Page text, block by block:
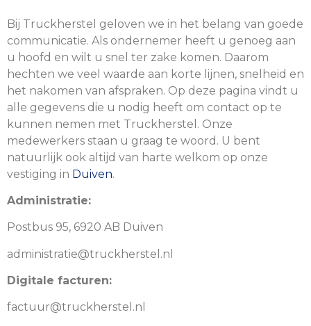
Bij Truckherstel geloven we in het belang van goede
communicatie. Als ondernemer heeft u genoeg aan
u hoofd en wilt u snel ter zake komen. Daarom
hechten we veel waarde aan korte lijnen, snelheid en
het nakomen van afspraken. Op deze pagina vindt u
alle gegevens die u nodig heeft om contact op te
kunnen nemen met Truckherstel. Onze
medewerkers staan u graag te woord. U bent
natuurlijk ook altijd van harte welkom op onze
vestiging in Duiven.
Administratie:
Postbus 95, 6920 AB Duiven
administratie@truckherstel.nl
Digitale facturen:
factuur@truckherstel.nl